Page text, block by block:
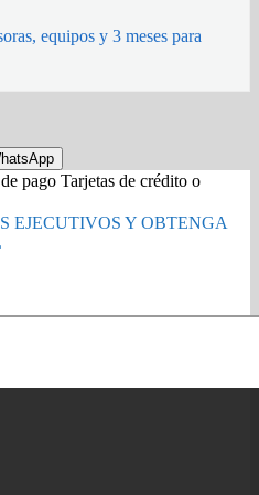
equipos y 3 meses para
pago Tarjetas de crédito o
EJECUTIVOS Y OBTENGA